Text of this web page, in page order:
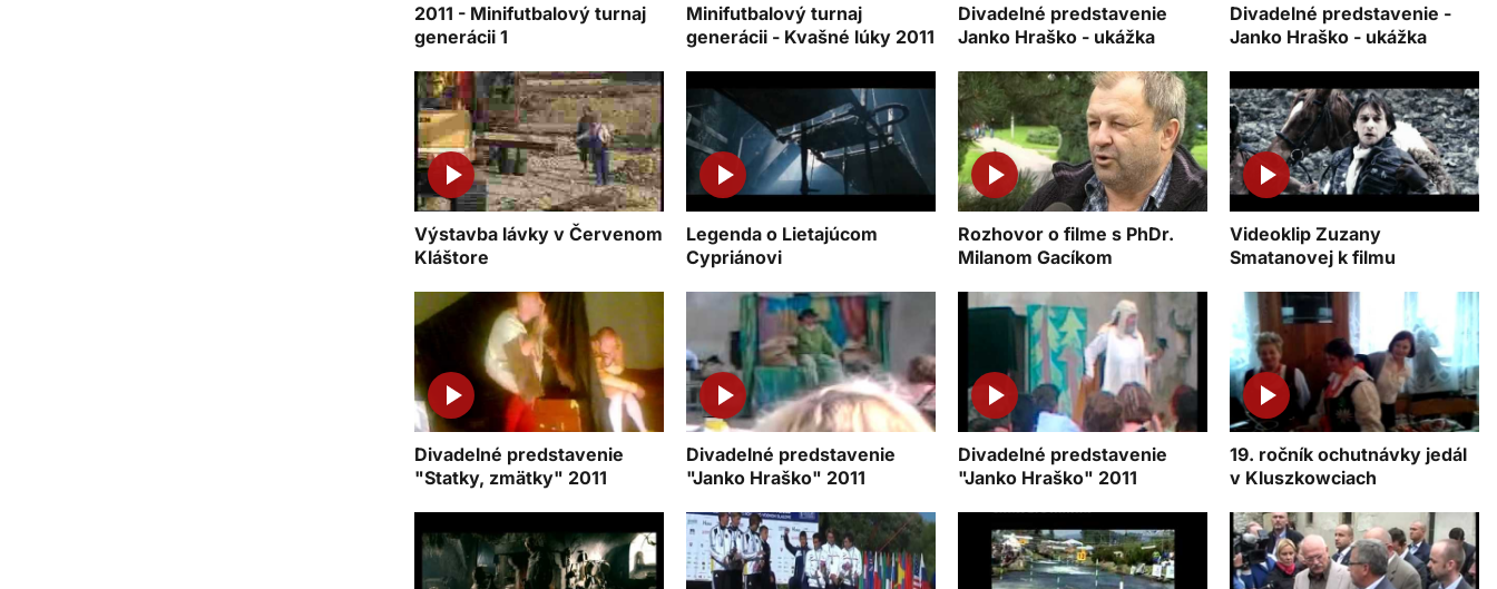
2011 - Minifutbalový turnaj
generácii 1
Minifutbalový turnaj
generácii - Kvašné lúky 2011
Divadelné predstavenie
Janko Hraško - ukážka
Divadelné predstavenie -
Janko Hraško - ukážka
Výstavba lávky v Červenom
Kláštore
Legenda o Lietajúcom
Cypriánovi
Rozhovor o filme s PhDr.
Milanom Gacíkom
Videoklip Zuzany
Smatanovej k filmu
Divadelné predstavenie
"Statky, zmätky" 2011
Divadelné predstavenie
"Janko Hraško" 2011
Divadelné predstavenie
"Janko Hraško" 2011
19. ročník ochutnávky jedál
v Kluszkowciach